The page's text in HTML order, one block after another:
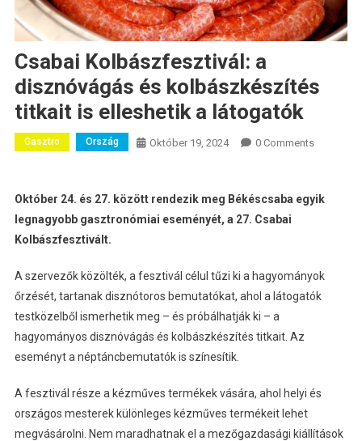
Csabai Kolbászfesztivál: a
disznóvágás és kolbászkészítés
titkait is elleshetik a látogatók
Gasztro Ország Október 19, 2024 0 Comments
Október 24. és 27. között rendezik meg Békéscsaba egyik
legnagyobb gasztronómiai eseményét, a 27. Csabai
Kolbászfesztivált.
A szervezők közölték, a fesztivál célul tűzi ki a hagyományok
őrzését, tartanak disznótoros bemutatókat, ahol a látogatók
testközelből ismerhetik meg – és próbálhatják ki – a
hagyományos disznóvágás és kolbászkészítés titkait. Az
eseményt a néptáncbemutatók is színesítik.
A fesztivál része a kézműves termékek vására, ahol helyi és
országos mesterek különleges kézműves termékeit lehet
megvásárolni. Nem maradhatnak el a mezőgazdasági kiállítások